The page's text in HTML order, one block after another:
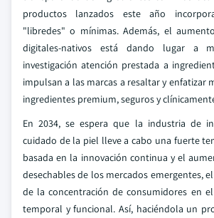
productos lanzados este año
"libredes" o mínimas. Además, el
digitales-nativos está dando lugar a
investigación atención prestada a
impulsan a las marcas a resaltar y enfatizar
ingredientes premium, seguros y
En 2034, se espera que la industria de
cuidado de la piel lleve a cabo una fuerte
basada en la innovación continua y el
desechables de los mercados emergentes,
de la concentración de consumidores en
temporal y funcional. Así, haciéndola un